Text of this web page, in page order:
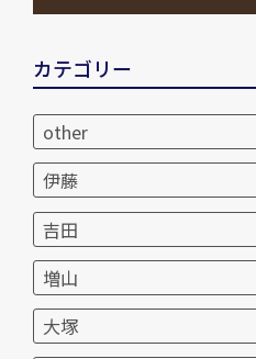
カテゴリー
other
伊藤
吉田
増山
大塚